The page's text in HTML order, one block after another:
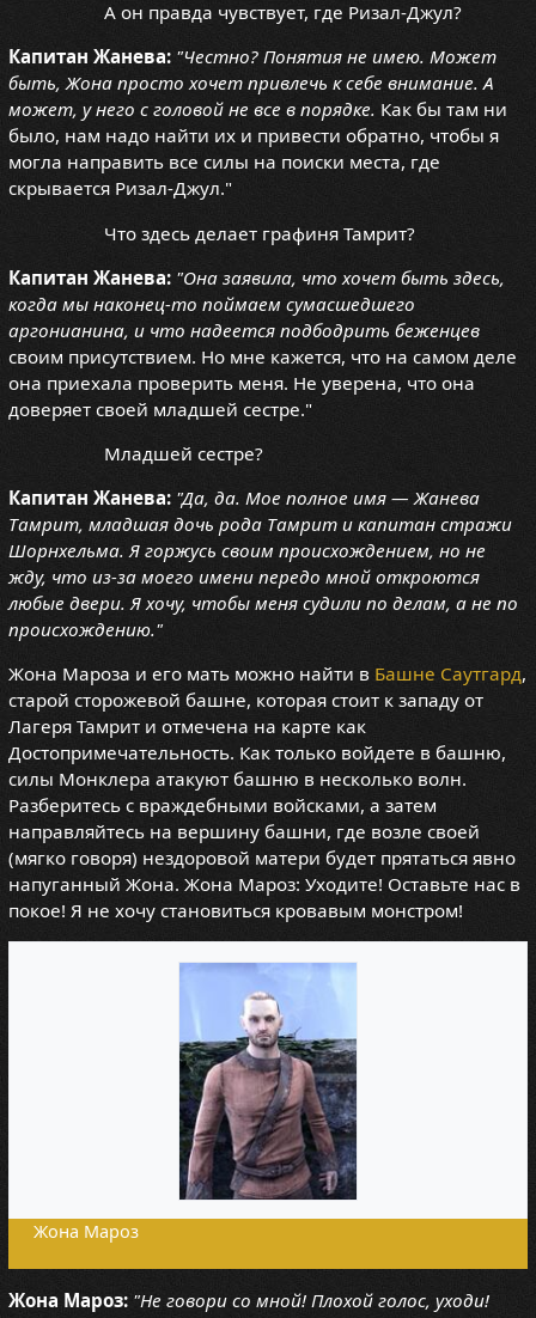
А он правда чувствует, где Ризал-Джул?
Капитан Жанева: "Честно? Понятия не имею. Может
быть, Жона просто хочет привлечь к себе внимание. А
может, у него с головой не все в порядке. Как бы там ни
было, нам надо найти их и привести обратно, чтобы я
могла направить все силы на поиски места, где
скрывается Ризал-Джул."
Что здесь делает графиня Тамрит?
Капитан Жанева: "Она заявила, что хочет быть здесь,
когда мы наконец-то поймаем сумасшедшего
аргонианина, и что надеется подбодрить беженцев
своим присутствием. Но мне кажется, что на самом деле
она приехала проверить меня. Не уверена, что она
доверяет своей младшей сестре."
Младшей сестре?
Капитан Жанева: "Да, да. Мое полное имя — Жанева
Тамрит, младшая дочь рода Тамрит и капитан стражи
Шорнхельма. Я горжусь своим происхождением, но не
жду, что из-за моего имени передо мной откроются
любые двери. Я хочу, чтобы меня судили по делам, а не по
происхождению."
Жона Мароза и его мать можно найти в Башне Саутгард,
старой сторожевой башне, которая стоит к западу от
Лагеря Тамрит и отмечена на карте как
Достопримечательность. Как только войдете в башню,
силы Монклера атакуют башню в несколько волн.
Разберитесь с враждебными войсками, а затем
направляйтесь на вершину башни, где возле своей
(мягко говоря) нездоровой матери будет прятаться явно
напуганный Жона. Жона Мароз: Уходите! Оставьте нас в
покое! Я не хочу становиться кровавым монстром!
Жона Мароз
Жона Мароз: "Не говори со мной! Плохой голос, уходи!